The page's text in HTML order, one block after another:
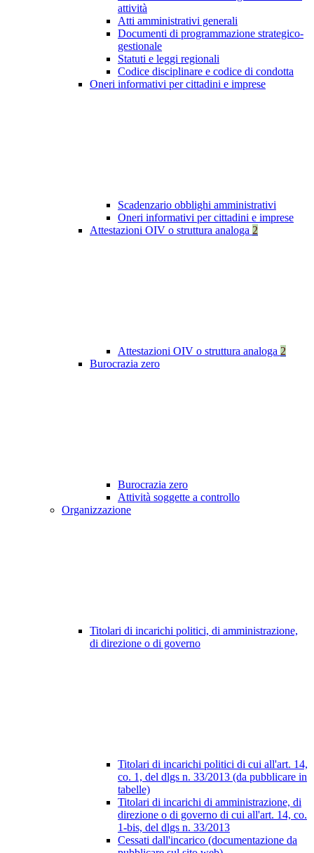
attività
Atti amministrativi generali
Documenti di programmazione strategico-
gestionale
Statuti e leggi regionali
Codice disciplinare e codice di condotta
Oneri informativi per cittadini e imprese
Scadenzario obblighi amministrativi
Oneri informativi per cittadini e imprese
Attestazioni OIV o struttura analoga 2
Attestazioni OIV o struttura analoga 2
Burocrazia zero
Burocrazia zero
Attività soggette a controllo
Organizzazione
Titolari di incarichi politici, di amministrazione,
di direzione o di governo
Titolari di incarichi politici di cui all'art. 14,
co. 1, del dlgs n. 33/2013 (da pubblicare in
tabelle)
Titolari di incarichi di amministrazione, di
direzione o di governo di cui all'art. 14, co.
1-bis, del dlgs n. 33/2013
Cessati dall'incarico (documentazione da